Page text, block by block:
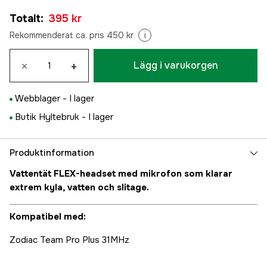
Totalt: 395 kr
Rekommenderat ca. pris 450 kr i
× + Lägg i varukorgen
Webblager - I lager
Butik Hyltebruk - I lager
Produktinformation
Vattentät FLEX-headset med mikrofon som klarar
extrem kyla, vatten och slitage.
Kompatibel med:
Zodiac Team Pro Plus 31MHz